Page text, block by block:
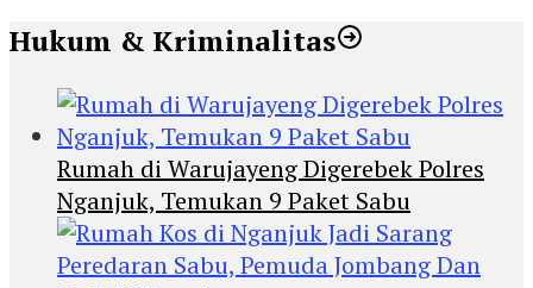
Hukum & Kriminalitas
Rumah di Warujayeng Digerebek Polres
Nganjuk, Temukan 9 Paket Sabu